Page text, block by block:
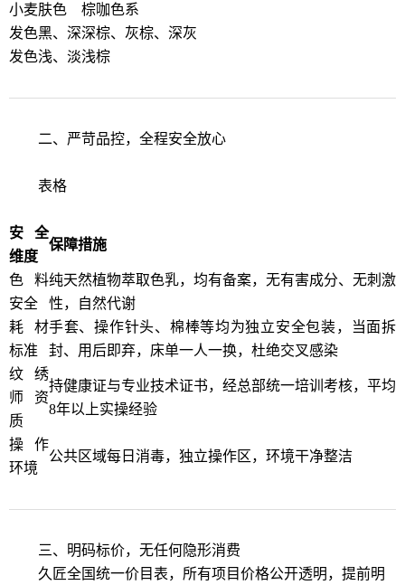
小麦肤色
棕咖色系
发色黑、深深棕、灰棕、深灰
发色浅、淡浅棕
二、严苛品控，全程安全放心
表格
安全
维度
保障措施
色料
安全
纯天然植物萃取色乳，均有备案，无有害成分、无刺激
性，自然代谢
耗材
标准
手套、操作针头、棉棒等均为独立安全包装，当面拆
封、用后即弃，床单一人一换，杜绝交叉感染
纹绣
师资
质
持健康证与专业技术证书，经总部统一培训考核，平均
8年以上实操经验
操作
环境
公共区域每日消毒，独立操作区，环境干净整洁
三、明码标价，无任何隐形消费
久匠全国统一价目表，所有项目价格公开透明，提前明